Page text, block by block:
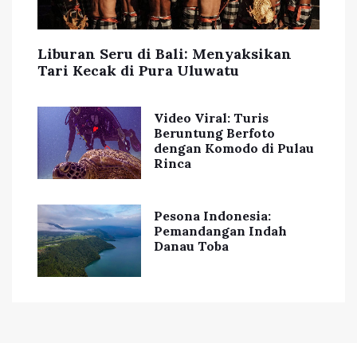
Liburan Seru di Bali: Menyaksikan
Tari Kecak di Pura Uluwatu
Video Viral: Turis
Beruntung Berfoto
dengan Komodo di Pulau
Rinca
Pesona Indonesia:
Pemandangan Indah
Danau Toba